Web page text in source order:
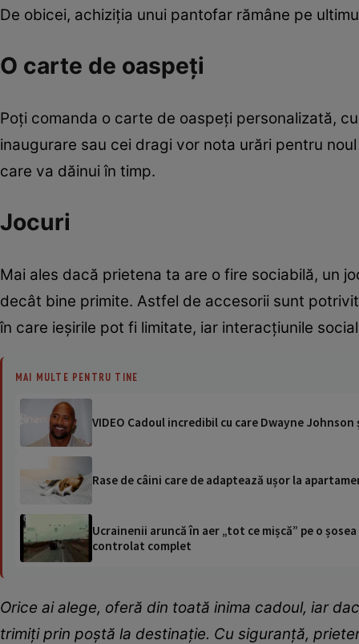
De obicei, achiziția unui pantofar rămâne pe
O carte de oaspeți
Poți comanda o carte de oaspeți personalizată,
inaugurare sau cei dragi vor nota urări pentru
care va dăinui în timp.
Jocuri
Mai ales dacă prietena ta are o fire sociabilă, un
decât bine primite. Astfel de accesorii sunt
în care ieșirile pot fi limitate, iar interacțiunile
MAI MULTE PENTRU TINE
VIDEO Cadoul incredibil cu care Dwayne
Rase de câini care de adaptează ușor la
Ucrainenii aruncă în aer „tot ce mișcă” pe o
controlat complet
Orice ai alege, oferă din toată inima cadoul, iar
trimiți prin poștă la destinație. Cu siguranță,